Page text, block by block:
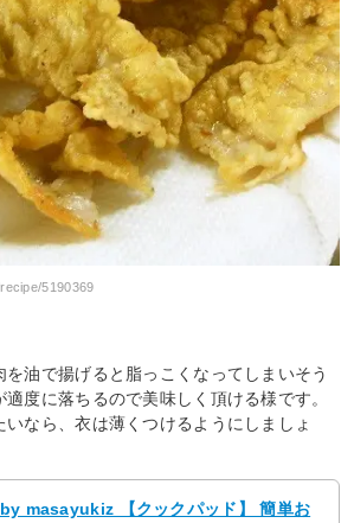
5190369
を油で揚げると脂っこくなってしまいそう
度に落ちるので美味しく頂ける様です。
いなら、衣は薄くつけるようにしましょ
masayukiz 【クックパッド】 簡単お